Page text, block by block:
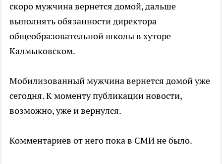
скоро мужчина вернется домой, дальше
выполнять обязанности директора
общеобразовательной школы в хуторе
Калмыковском.
Мобилизованный мужчина вернется домой уже
сегодня. К моменту публикации новости,
возможно, уже и вернулся.
Комментариев от него пока в СМИ не было.